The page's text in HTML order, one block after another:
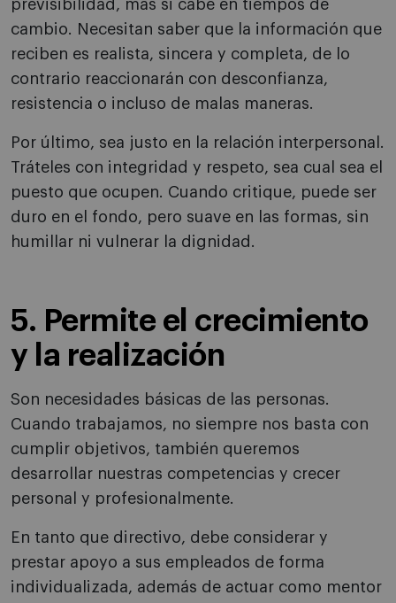
previsibilidad, más si cabe en tiempos de
cambio. Necesitan saber que la información que
reciben es realista, sincera y completa, de lo
contrario reaccionarán con desconfianza,
resistencia o incluso de malas maneras.
Por último, sea justo en la relación interpersonal.
Tráteles con integridad y respeto, sea cual sea el
puesto que ocupen. Cuando critique, puede ser
duro en el fondo, pero suave en las formas, sin
humillar ni vulnerar la dignidad.
5. Permite el crecimiento
y la realización
Son necesidades básicas de las personas.
Cuando trabajamos, no siempre nos basta con
cumplir objetivos, también queremos
desarrollar nuestras competencias y crecer
personal y profesionalmente.
En tanto que directivo, debe considerar y
prestar apoyo a sus empleados de forma
individualizada, además de actuar como mentor